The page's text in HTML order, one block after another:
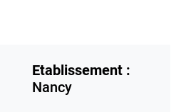
Etablissement :
Nancy